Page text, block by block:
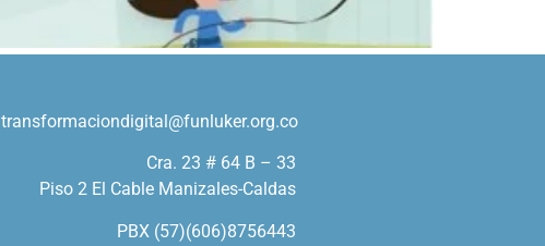
transformaciondigital@funluker.org.co
Cra. 23 # 64 B – 33
Piso 2 El Cable Manizales-Caldas
PBX (57)(606)8756443